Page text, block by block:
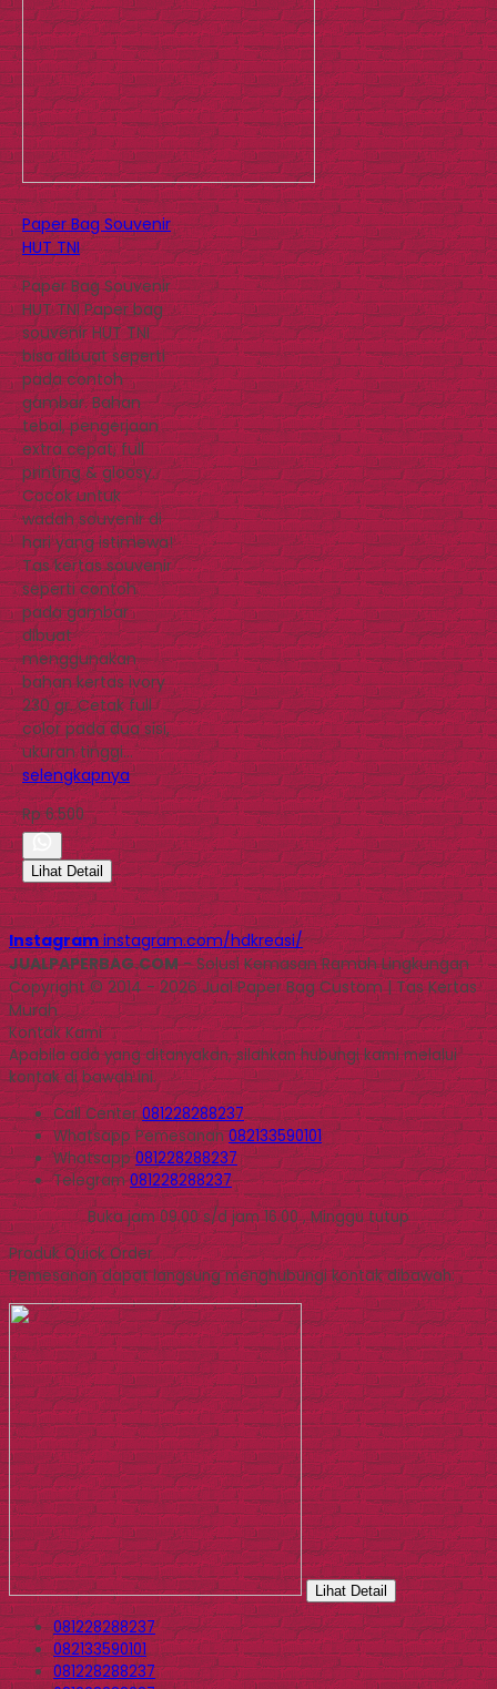
Paper Bag Souvenir
HUT TNI
Paper Bag Souvenir
HUT TNI Paper bag
souvenir HUT TNI
bisa dibuat seperti
pada contoh
gambar. Bahan
tebal, pengerjaan
extra cepat, full
printing & gloosy.
Cocok untuk
wadah souvenir di
hari yang istimewa!
Tas kertas souvenir
seperti contoh
pada gambar
dibuat
menggunakan
bahan kertas ivory
230 gr. Cetak full
color pada dua sisi,
ukuran tinggi…
selengkapnya
Rp 6.500
Lihat Detail
Instagram instagram.com/hdkreasi/
JUALPAPERBAG.COM- Solusi Kemasan Ramah Lingkungan
Copyright © 2014 - 2026 Jual Paper Bag Custom | Tas Kertas
Murah
Kontak Kami
Apabila ada yang ditanyakan, silahkan hubungi kami melalui
kontak di bawah ini.
Call Center081228288237
WhatsappPemesanan 082133590101
Whatsapp081228288237
Telegram081228288237
Buka jam 09.00 s/d jam 16.00 , Minggu tutup
Produk Quick Order
Pemesanan dapat langsung menghubungi kontak dibawah:
Lihat Detail
081228288237
082133590101
081228288237